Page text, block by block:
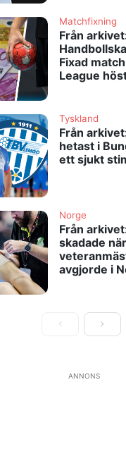
Matchfixning
Från
Fixad
League
Tyskland
Från
hetast i
ett sjukt
Norge
Från
skadade när
avgjorde i
ANNONS